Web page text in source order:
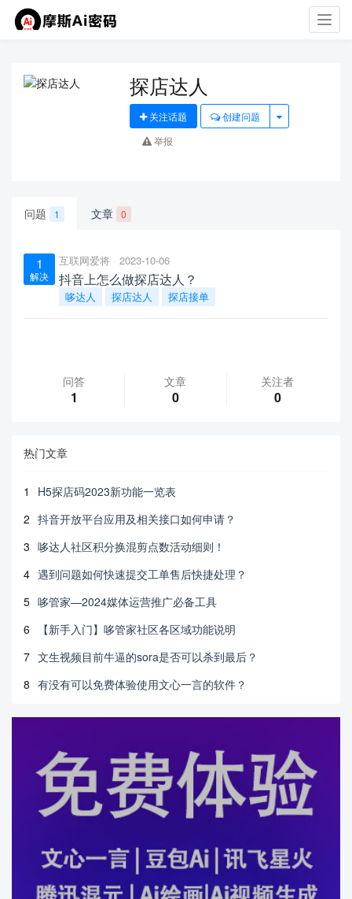
探店达人
关注话题
创建问题
举报
问题 1 文章 0
1
解决
互联网爱将 2023-10-06
抖音上怎么做探店达人？
哆达人 探店达人 探店接单
问答
1
文章
0
关注者
0
热门文章
1
H5探店码2023新功能一览表
2 抖音开放平台应用及相关接口如何申请？
3 哆达人社区积分换混剪点数活动细则！
4 遇到问题如何快速提交工单售后快捷处理？
5 哆管家—2024媒体运营推广必备工具
6
【新手入门】哆管家社区各区域功能说明
7 文生视频目前牛逼的sora是否可以杀到最后？
8 有没有可以免费体验使用文心一言的软件？